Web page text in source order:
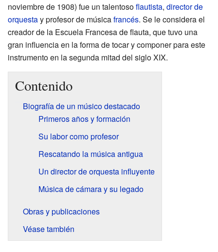
noviembre de 1908) fue un talentosoflautista, director de
orquestay profesor de músicafrancés. Se le considera el
creador de la Escuela Francesa de flauta, que tuvo una
gran influencia en la forma de tocar y componer para este
instrumento en la segunda mitad del siglo XIX.
Contenido
Biografía de un músico destacado
Primeros años y formación
Su labor como profesor
Rescatando la música antigua
Un director de orquesta influyente
Música de cámara y su legado
Obras y publicaciones
Véase también